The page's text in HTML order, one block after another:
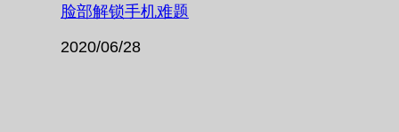
脸部解锁手机难题
2020/06/28